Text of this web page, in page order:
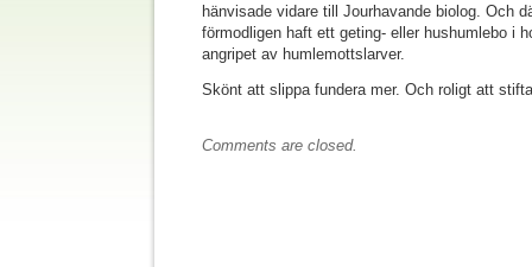
hänvisade vidare till Jourhavande biolog. Och
förmodligen haft ett geting- eller hushumlebo i
angripet av humlemottslarver.
Skönt att slippa fundera mer. Och roligt att
Comments are closed.